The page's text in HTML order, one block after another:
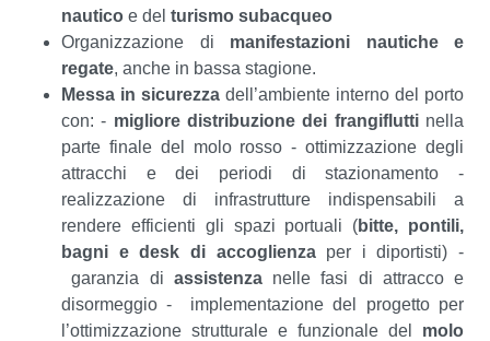
nautico e del turismo subacqueo
Organizzazione di manifestazioni nautiche e
regate, anche in bassa stagione.
Messa in sicurezza dell’ambiente interno del porto
con: - migliore distribuzione dei frangifluttinella
parte finale del molo rosso - ottimizzazione degli
attracchi e dei periodi di stazionamento -
realizzazione di infrastrutture indispensabili a
rendere efficienti gli spazi portuali (bitte, pontili,
bagni e desk di accoglienzaper i diportisti) -
garanzia di assistenzanelle fasi di attracco e
disormeggio - implementazione del progetto per
l’ottimizzazione strutturale e funzionale del molo